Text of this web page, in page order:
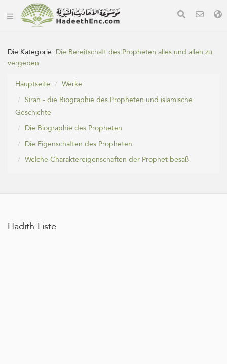
Die Kategorie: Die Bereitschaft des Propheten alles und allen zu
vergeben
Hauptseite
Werke
Sirah - die Biographie des Propheten und islamische
Geschichte
Die Biographie des Propheten
Die Eigenschaften des Propheten
Welche Charaktereigenschaften der Prophet besaß
Hadith-Liste